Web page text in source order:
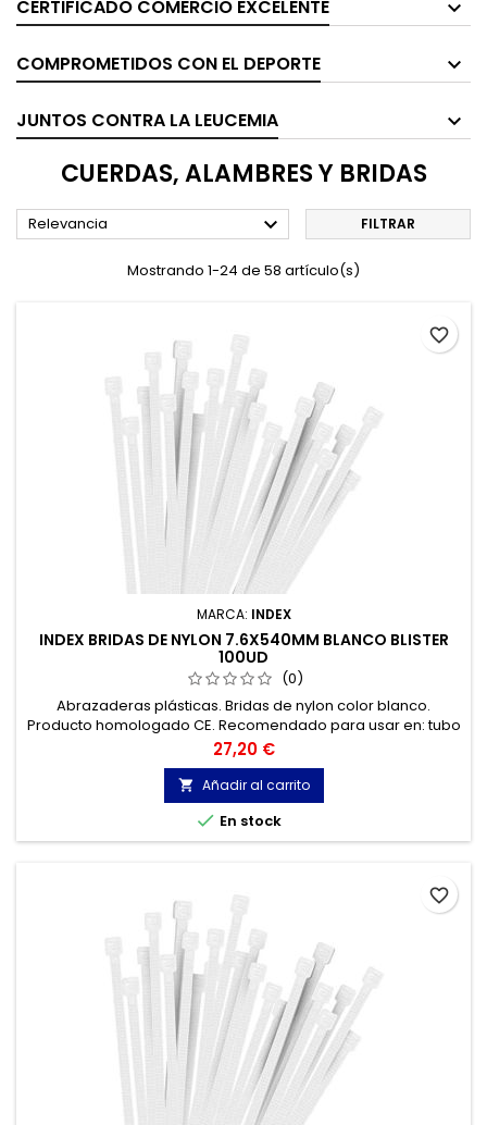
CERTIFICADO COMERCIO EXCELENTE
COMPROMETIDOS CON EL DEPORTE
JUNTOS CONTRA LA LEUCEMIA
CUERDAS, ALAMBRES Y BRIDAS
Relevancia  FILTRAR
Mostrando 1-24 de 58 artículo(s)
MARCA: INDEX
INDEX BRIDAS DE NYLON 7.6X540MM BLANCO BLISTER
100UD
(0)
Abrazaderas plásticas. Bridas de nylon color blanco.
Producto homologado CE. Recomendado para usar en: tubo
acero, tubo cobre, tubo pvc, tubo flexible, cable… entre otros.
Precio
27,20 €
 Añadir al carrito
 En stock
favorite_border
favorite_border